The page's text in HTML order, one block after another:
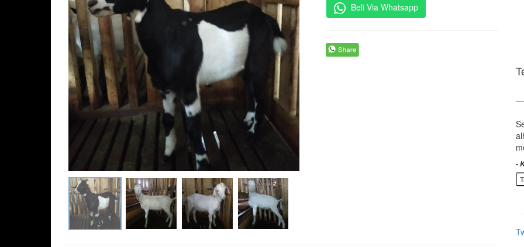
Beli Via Whatsapp
-
-
-
-
-
-
-
--
-
-
-
-
-
--
-
-
-
-
-
-
-
--
-
-
-
--
-
---
-
-
-
---
-
-
-
-
-
-
-
-
--
-
-
-
-
--
-
-
-
-
-
-
-
-
-
-
-
-
-
--
-
-
-
--
-
--
-
-
-
-
-
-
-
--
-
--
-
-
--
-
-
-
-
-
-
-
-
-
-
-
--
--
--
-
-
-